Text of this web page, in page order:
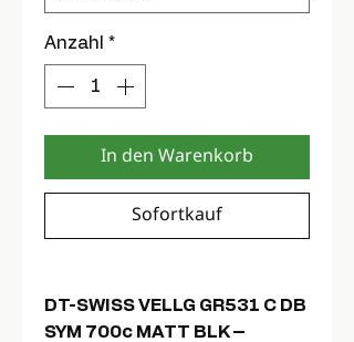
Anzahl *
In den Warenkorb
Sofortkauf
DT-SWISS VELLG GR531 C DB
SYM 700c MATT BLK –